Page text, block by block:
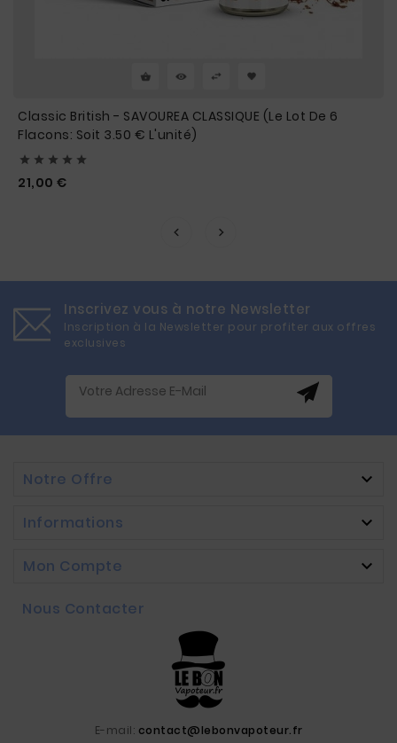
Classic British - SAVOUREA CLASSIQUE (Le Lot De 6
Flacons: Soit 3.50 € L'unité)
    
21,00 €
Inscrivez vous à notre Newsletter
Inscription à la Newsletter pour profiter aux offres
exclusives
Notre Offre 
Informations 
Mon Compte 
Nous Contacter
E-mail: contact@lebonvapoteur.fr